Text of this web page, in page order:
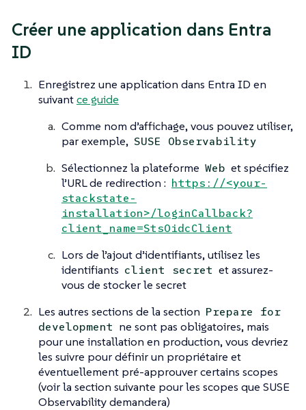
Créer une application dans Entra
ID
Enregistrez une application dans Entra ID en
suivantce guide
Comme nom d’affichage, vous pouvez utiliser,
par exemple, SUSE Observability
Sélectionnez la plateforme Web et spécifiez
l’URL de redirection : https://<your-
stackstate-
installation>/loginCallback?
client_name=StsOidcClient
Lors de l’ajout d’identifiants, utilisez les
identifiants client secret et assurez-
vous de stocker le secret
Les autres sections de la section Prepare for
development ne sont pas obligatoires, mais
pour une installation en production, vous devriez
les suivre pour définir un propriétaire et
éventuellement pré-approuver certains scopes
(voir la section suivante pour les scopes que SUSE
Observability demandera)